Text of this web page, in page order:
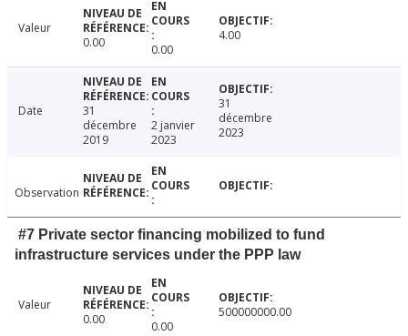
Valeur
0.00
0.00
4.00
Date
31
décembre
2019
2 janvier
2023
31
décembre
2023
Observation
#7 Private sector financing mobilized to fund
infrastructure services under the PPP law
Valeur
0.00
0.00
500000000.00